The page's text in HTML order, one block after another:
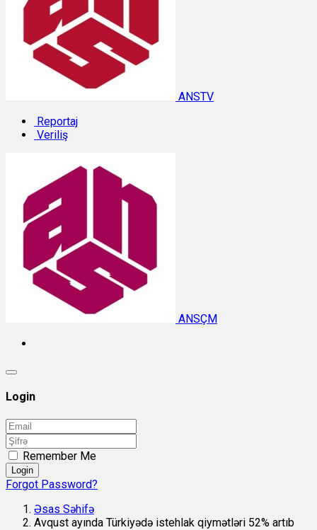
ANSTV
Reportaj
Veriliş
ANSÇM
Login
Remember Me
Login
Forgot Password?
Əsas Səhifə
Avqust ayında Türkiyədə istehlak qiymətləri 52% artıb